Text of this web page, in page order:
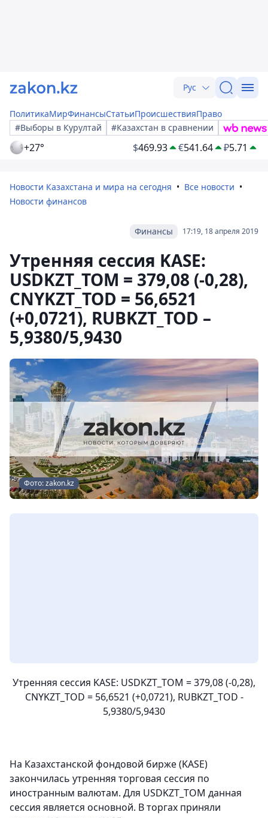
Рус
ПолитикаМирФинансыСтатьиПроисшествияПраво
#Выборы в Курултай
#Казахстан в сравнении
+27° $469.93 €541.64 ₽5.71
Новости Казахстана и мира на сегодня
Все новости
Новости финансов
17:19, 18 апреля 2019
Финансы
Утренняя сессия KASE:
USDKZT_TOM = 379,08 (-0,28),
CNYKZT_TOD = 56,6521
(+0,0721), RUBKZT_TOD –
5,9380/5,9430
Фото: zakon.kz
Утренняя сессия KASE: USDKZT_TOM = 379,08 (-0,28),
CNYKZT_TOD = 56,6521 (+0,0721), RUBKZT_TOD -
5,9380/5,9430
На Казахстанской фондовой бирже (KASE)
закончилась утренняя торговая сессия по
иностранным валютам. Для USDKZT_TOM данная
сессия является основной. В торгах приняли